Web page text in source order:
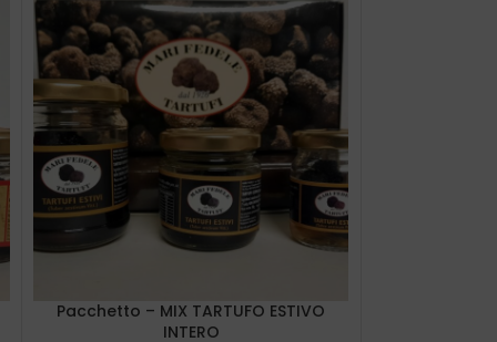
Pacchetto – MIX TARTUFO ESTIVO
INTERO